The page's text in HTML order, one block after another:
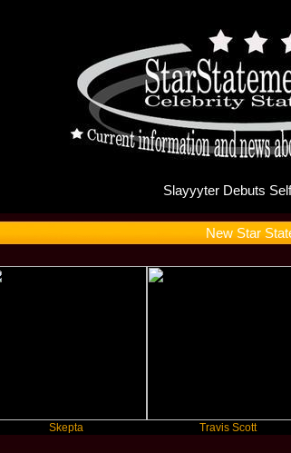
New Star
Travis Scott